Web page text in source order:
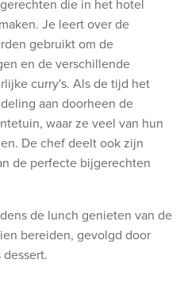
die in het hotel
Je leert over de
gebruikt om de
en de verschillende
curry's. Als de tijd het
aan doorheen de
waar ze veel van hun
De chef deelt ook zijn
de perfecte bijgerechten
de lunch genieten van de
bereiden, gevolgd door